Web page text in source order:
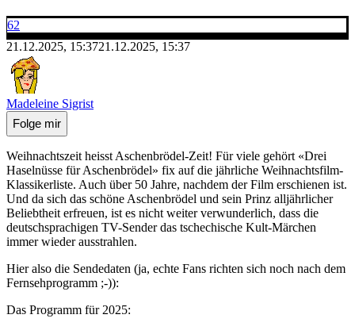
62
21.12.2025, 15:3721.12.2025, 15:37
Madeleine Sigrist
Folge mir
Weihnachtszeit heisst Aschenbrödel-Zeit! Für viele gehört «Drei
Haselnüsse für Aschenbrödel» fix auf die jährliche Weihnachtsfilm-
Klassikerliste. Auch über 50 Jahre, nachdem der Film erschienen ist.
Und da sich das schöne Aschenbrödel und sein Prinz alljährlicher
Beliebtheit erfreuen, ist es nicht weiter verwunderlich, dass die
deutschsprachigen TV-Sender das tschechische Kult-Märchen
immer wieder ausstrahlen.
Hier also die Sendedaten (ja, echte Fans richten sich noch nach dem
Fernsehprogramm ;-)):
Das Programm für 2025: